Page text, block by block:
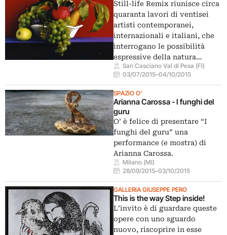
Still-life Remix riunisce circa
quaranta lavori di ventisei
artisti contemporanei,
internazionali e italiani, che
interrogano le possibilità
espressive della natura…
San Casciano Val di Pesa (FI)
03/07/2015–04/10/2015
SPAZIO O'
Arianna Carossa - I funghi del
guru
O’ è felice di presentare “I
funghi del guru” una
performance (e mostra) di
Arianna Carossa.
Milano (MI)
28/09/2015–03/10/2015
GALLERIA GIUSEPPE PERO
This is the way Step inside!
L’invito è di guardare queste
opere con uno sguardo
nuovo, riscoprire in esse